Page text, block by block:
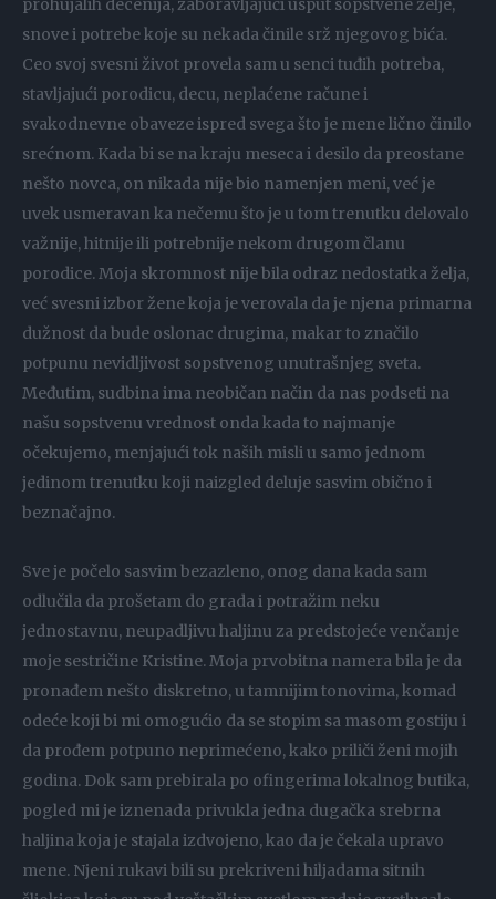
prohujalih decenija, zaboravljajući usput sopstvene želje,
snove i potrebe koje su nekada činile srž njegovog bića.
Ceo svoj svesni život provela sam u senci tuđih potreba,
stavljajući porodicu, decu, neplaćene račune i
svakodnevne obaveze ispred svega što je mene lično činilo
srećnom. Kada bi se na kraju meseca i desilo da preostane
nešto novca, on nikada nije bio namenjen meni, već je
uvek usmeravan ka nečemu što je u tom trenutku delovalo
važnije, hitnije ili potrebnije nekom drugom članu
porodice. Moja skromnost nije bila odraz nedostatka želja,
već svesni izbor žene koja je verovala da je njena primarna
dužnost da bude oslonac drugima, makar to značilo
potpunu nevidljivost sopstvenog unutrašnjeg sveta.
Međutim, sudbina ima neobičan način da nas podseti na
našu sopstvenu vrednost onda kada to najmanje
očekujemo, menjajući tok naših misli u samo jednom
jedinom trenutku koji naizgled deluje sasvim obično i
beznačajno.
Sve je počelo sasvim bezazleno, onog dana kada sam
odlučila da prošetam do grada i potražim neku
jednostavnu, neupadljivu haljinu za predstojeće venčanje
moje sestričine Kristine. Moja prvobitna namera bila je da
pronađem nešto diskretno, u tamnijim tonovima, komad
odeće koji bi mi omogućio da se stopim sa masom gostiju i
da prođem potpuno neprimećeno, kako priliči ženi mojih
godina. Dok sam prebirala po ofingerima lokalnog butika,
pogled mi je iznenada privukla jedna dugačka srebrna
haljina koja je stajala izdvojeno, kao da je čekala upravo
mene. Njeni rukavi bili su prekriveni hiljadama sitnih